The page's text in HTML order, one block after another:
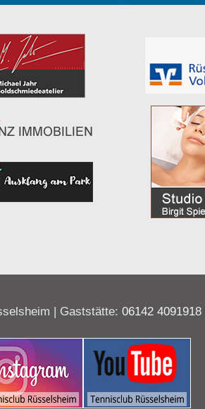
| Gaststätte: 06142 4091918